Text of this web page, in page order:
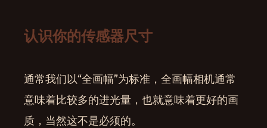
认识你的传感器尺寸
通常我们以“全画幅”为标准，全画幅相机通常
意味着比较多的进光量，也就意味着更好的画
质，当然这不是必须的。